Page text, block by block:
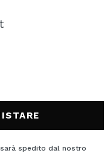
potrai fare i tuoi
stato dei tuoi ordini e
spedito dal nostro